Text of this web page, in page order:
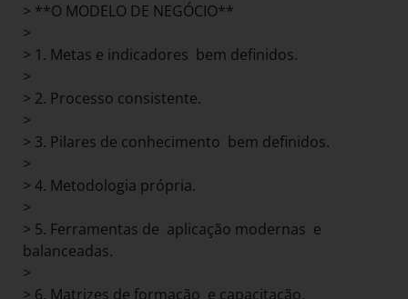
> **O MODELO DE NEGÓCIO**
>
> 1. Metas e indicadores bem definidos.
>
> 2. Processo consistente.
>
> 3. Pilares de conhecimento bem definidos.
>
> 4. Metodologia própria.
>
> 5. Ferramentas de aplicação modernas e
balanceadas.
>
> 6. Matrizes de formação e capacitação.